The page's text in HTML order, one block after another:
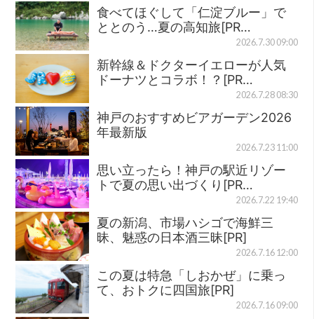
食べてほぐして「仁淀ブルー」で
ととのう…夏の高知旅[PR…
2026.7.30 09:00
新幹線＆ドクターイエローが人気
ドーナツとコラボ！？[PR…
2026.7.28 08:30
神戸のおすすめビアガーデン2026
年最新版
2026.7.23 11:00
思い立ったら！神戸の駅近リゾー
トで夏の思い出づくり[PR…
2026.7.22 19:40
夏の新潟、市場ハシゴで海鮮三
昧、魅惑の日本酒三昧[PR]
2026.7.16 12:00
この夏は特急「しおかぜ」に乗っ
て、おトクに四国旅[PR]
2026.7.16 09:00